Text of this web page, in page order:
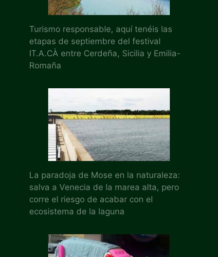
Turismo responsable, aquí tenéis las
etapas de septiembre del festival
IT.A.CÀ entre Cerdeña, Sicilia y Emilia-
Romaña
La paradoja de Mose en la naturaleza:
salva a Venecia de la marea alta, pero
corre el riesgo de acabar con el
ecosistema de la laguna